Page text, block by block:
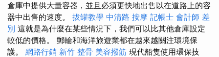
倉庫中提供大量容器，並且必須更快地出售以在道路上的容
器中出售的速度。 拔罐教學 中清路 按摩 記帳士 會計師 差
別 這就是為什麼在某些情況下，我們可以比其他倉庫設定
較低的價格。 郵輪和海洋旅遊業都在越來越關注環境保
護。 網路行銷 新竹 整骨 美容撥筋 現代船隻使用環保技